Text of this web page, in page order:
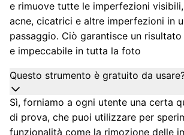
e rimuove tutte le imperfezioni
acne, cicatrici e altre imperfezioni in
passaggio. Ciò garantisce un
e impeccabile in tutta la foto
Questo strumento è gratuito da
Sì, forniamo a ogni utente una certa
di prova, che puoi utilizzare per
funzionalità come la rimozione delle